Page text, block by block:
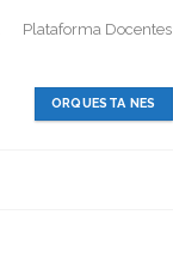
Plataforma Docentes
ORQUESTA NES